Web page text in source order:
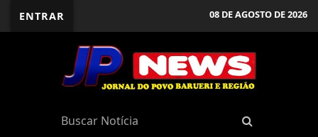
ENTRAR 08 DE AGOSTO DE 2026